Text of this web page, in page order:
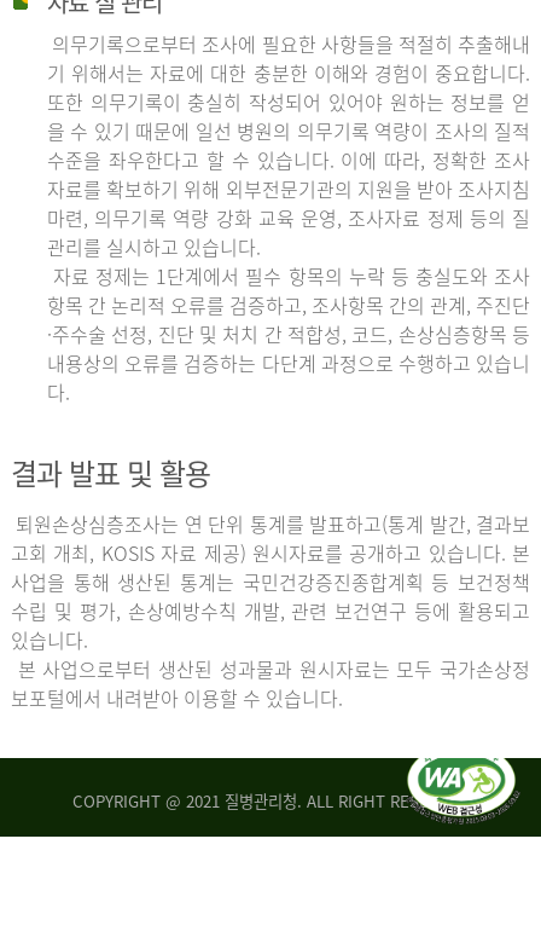
의무기록으로부터 조사에 필요한 사항들을 적절히 추출해내
기 위해서는 자료에 대한 충분한 이해와 경험이 중요합니다.
또한 의무기록이 충실히 작성되어 있어야 원하는 정보를 얻
을 수 있기 때문에 일선 병원의 의무기록 역량이 조사의 질적
수준을 좌우한다고 할 수 있습니다. 이에 따라, 정확한 조사
자료를 확보하기 위해 외부전문기관의 지원을 받아 조사지침
마련, 의무기록 역량 강화 교육 운영, 조사자료 정제 등의 질
관리를 실시하고 있습니다.
자료 정제는 1단계에서 필수 항목의 누락 등 충실도와 조사
항목 간 논리적 오류를 검증하고, 조사항목 간의 관계, 주진단
·주수술 선정, 진단 및 처치 간 적합성, 코드, 손상심층항목 등
내용상의 오류를 검증하는 다단계 과정으로 수행하고 있습니
다.
결과 발표 및 활용
퇴원손상심층조사는 연 단위 통계를 발표하고(통계 발간, 결과보
고회 개최, KOSIS 자료 제공) 원시자료를 공개하고 있습니다. 본
사업을 통해 생산된 통계는 국민건강증진종합계획 등 보건정책
수립 및 평가, 손상예방수칙 개발, 관련 보건연구 등에 활용되고
있습니다.
본 사업으로부터 생산된 성과물과 원시자료는 모두 국가손상정
보포털에서 내려받아 이용할 수 있습니다.
COPYRIGHT @ 2021 질병관리청. ALL RIGHT RESERVED